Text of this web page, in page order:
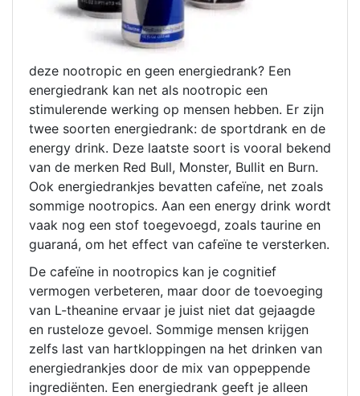
deze nootropic en geen energiedrank? Een
energiedrank kan net als nootropic een
stimulerende werking op mensen hebben. Er zijn
twee soorten energiedrank: de sportdrank en de
energy drink. Deze laatste soort is vooral bekend
van de merken Red Bull, Monster, Bullit en Burn.
Ook energiedrankjes bevatten cafeïne, net zoals
sommige nootropics. Aan een energy drink wordt
vaak nog een stof toegevoegd, zoals taurine en
guaraná, om het effect van cafeïne te versterken.
De cafeïne in nootropics kan je cognitief
vermogen verbeteren, maar door de toevoeging
van L-theanine ervaar je juist niet dat gejaagde
en rusteloze gevoel. Sommige mensen krijgen
zelfs last van hartkloppingen na het drinken van
energiedrankjes door de mix van oppeppende
ingrediënten. Een energiedrank geeft je alleen